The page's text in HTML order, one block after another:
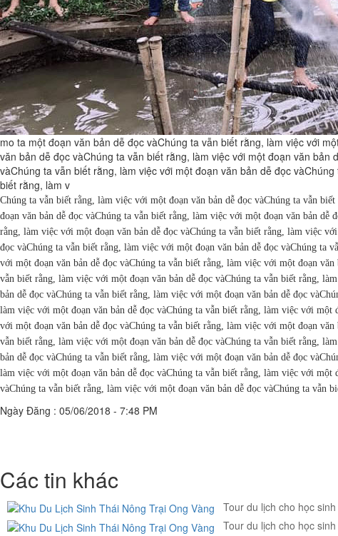
mo ta một đoạn văn bản dễ đọc vàChúng ta vẫn biết rằng, làm việc với
văn bản dễ đọc vàChúng ta vẫn biết rằng, làm việc với một đoạn văn
vàChúng ta vẫn biết rằng, làm việc với một đoạn văn bản dễ đọc
biết rằng, làm v
Chúng ta vẫn biết rằng, làm việc với một đoạn văn bản dễ đọc vàChúng ta vẫn
đoạn văn bản dễ đọc vàChúng ta vẫn biết rằng, làm việc với một đoạn văn bản
rằng, làm việc với một đoạn văn bản dễ đọc vàChúng ta vẫn biết rằng, làm việc
đọc vàChúng ta vẫn biết rằng, làm việc với một đoạn văn bản dễ đọc vàChúng ta
với một đoạn văn bản dễ đọc vàChúng ta vẫn biết rằng, làm việc với một đoạn
vẫn biết rằng, làm việc với một đoạn văn bản dễ đọc vàChúng ta vẫn biết rằng,
bản dễ đọc vàChúng ta vẫn biết rằng, làm việc với một đoạn văn bản dễ đọc
làm việc với một đoạn văn bản dễ đọc vàChúng ta vẫn biết rằng, làm việc với
với một đoạn văn bản dễ đọc vàChúng ta vẫn biết rằng, làm việc với một đoạn
vẫn biết rằng, làm việc với một đoạn văn bản dễ đọc vàChúng ta vẫn biết rằng,
bản dễ đọc vàChúng ta vẫn biết rằng, làm việc với một đoạn văn bản dễ đọc
làm việc với một đoạn văn bản dễ đọc vàChúng ta vẫn biết rằng, làm việc với
vàChúng ta vẫn biết rằng, làm việc với một đoạn văn bản dễ đọc vàChúng ta vẫn
Ngày Đăng : 05/06/2018 - 7:48 PM
Các tin khác
Tour du lịch cho học
Tour du lịch cho học